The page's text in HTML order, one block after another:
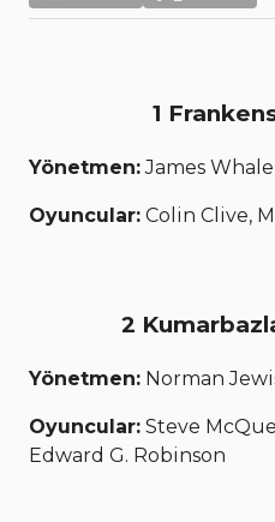
1
Yönetmen:James Whale
Oyuncular: Colin Clive,
2
Yönetmen: Norman
Oyuncular: Steve
Edward G. Robinson